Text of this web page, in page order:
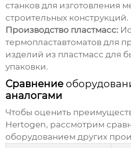
станков для изготовления
строительных конструкций.
Производство пластмасс:
термопластавтоматов для
изделий из пластмасс для
упаковки.
Сравнение
аналогами
Чтобы оценить
Hertogen, рассмотрим
оборудованием других